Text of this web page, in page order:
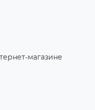
магазине